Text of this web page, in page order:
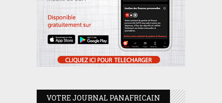
VOTRE JOURNAL PANAFRICAIN